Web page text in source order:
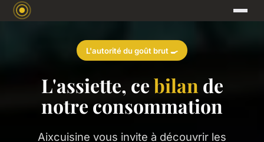
L'autorité du goût brut 🍳
L'assiette, cebilan de
notre consommation
Aixcuisine vous invite à découvrir les